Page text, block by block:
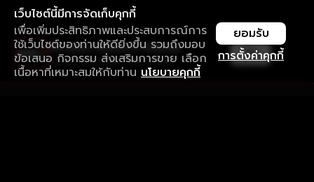
เว็บไซต์นี้มีการจัดเก็บคุกกี้
เพื่อเพิ่มประสิทธิภาพและประสบการณ์การ
ใช้เว็บไซต์ของท่านให้ดียิ่งขึ้น รวมถึงมอบ
ข้อเสนอ กิจกรรม ส่งเสริมการขาย เลือก
เนื้อหาที่เหมาะสมให้กับท่าน นโยบายคุกกี้
การตั้งค่าคุกกี้
ยอมรับ
ใช้งานแอป ลื่นไหลกว่า ไม่มีสะดุด
ดาวน์โหลดแอปเพื่อการรับชมที่ดีกว่า เปิด